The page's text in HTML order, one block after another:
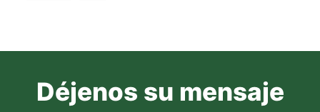
Déjenos su mensaje